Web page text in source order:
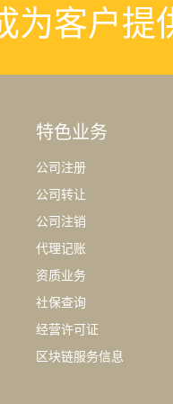
为客户提
特色业务
公司注册
公司转让
公司注销
代理记账
资质业务
社保查询
经营许可证
区块链服务信息